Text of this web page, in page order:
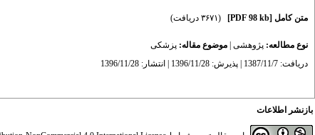
متن کامل [PDF 98 kb] (۳۶۷۱ دریافت)
نوع مطالعه: پژوهشی موضوع مقاله: پزشکی
دریافت: 1387/11/7 | پذیرش: 1396/11/28 | انتشار: 1396/11/28
بازنشر اطلاعات